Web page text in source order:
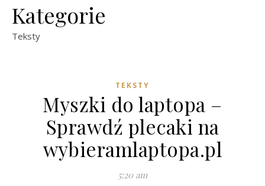
Kategorie
Teksty
TEKSTY
Myszki do laptopa –
Sprawdź plecaki na
wybieramlaptopa.pl
5:20 am